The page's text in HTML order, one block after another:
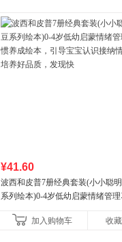
¥41.60
波西和皮普7册经典套装(小小聪
系列绘本)0-4岁低幼启蒙情绪管
养好品质，发现快
加入购物车 收藏